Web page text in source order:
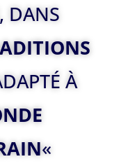
DANS
À
«